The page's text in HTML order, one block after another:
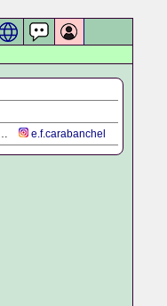
e.f.carabanchel